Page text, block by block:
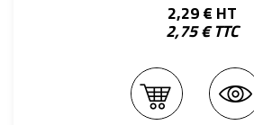
2,29 € HT
2,75 € TTC